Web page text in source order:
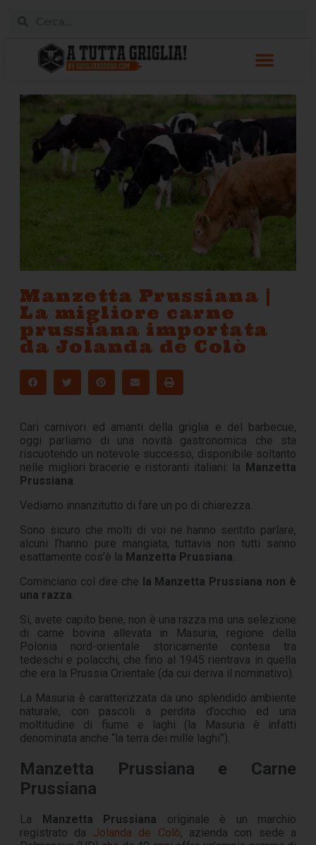
Manzetta Prussiana |
La migliore carne
prussiana importata
da Jolanda de Colò
Cari carnivori ed amanti della griglia e del barbecue,
oggi parliamo di una novità gastronomica che sta
riscuotendo un notevole successo, disponibile soltanto
nelle migliori bracerie e ristoranti italiani: la Manzetta
Prussiana.
Vediamo innanzitutto di fare un po di chiarezza.
Sono sicuro che molti di voi ne hanno sentito parlare,
alcuni l’hanno pure mangiata, tuttavia non tutti sanno
esattamente cos’è la Manzetta Prussiana.
Cominciano col dire che la Manzetta Prussiana non è
una razza.
Si, avete capito bene, non è una razza ma una selezione
di carne bovina allevata in Masuria, regione della
Polonia nord-orientale storicamente contesa tra
tedeschi e polacchi, che fino al 1945 rientrava in quella
che era la Prussia Orientale (da cui deriva il nominativo).
La Masuria è caratterizzata da uno splendido ambiente
naturale, con pascoli a perdita d’occhio ed una
moltitudine di fiume e laghi (la Masuria è infatti
denominata anche “la terra dei mille laghi”).
Manzetta Prussiana e Carne
Prussiana
La Manzetta Prussiana originale è un marchio
registrato da Jolanda de Colò, azienda con sede a